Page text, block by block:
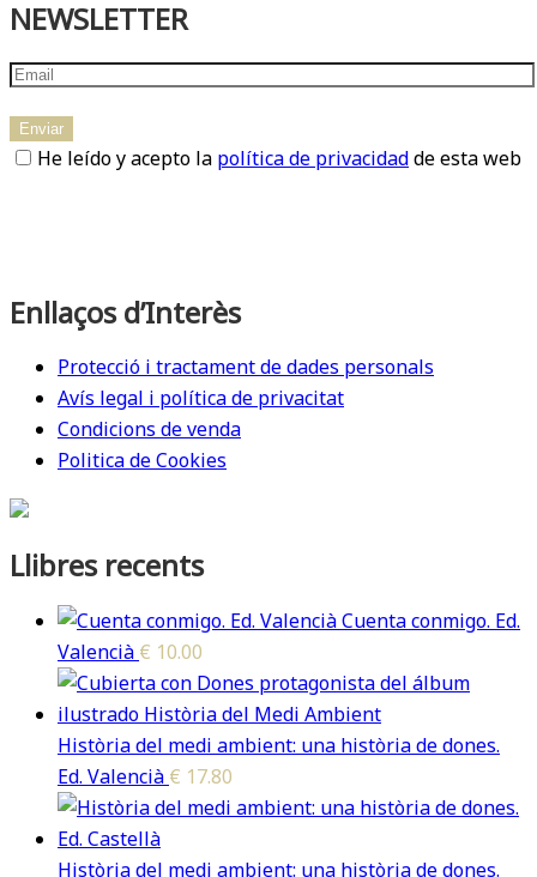
NEWSLETTER
He leído y acepto la política de privacidadde esta web
Enllaços d’Interès
Protecció i tractament de dades personals
Avís legal i política de privacitat
Condicions de venda
Politica de Cookies
Llibres recents
Cuenta conmigo. Ed.
Valencià € 10.00
Història del medi ambient: una història de dones.
Ed. Valencià € 17.80
Història del medi ambient: una història de dones.